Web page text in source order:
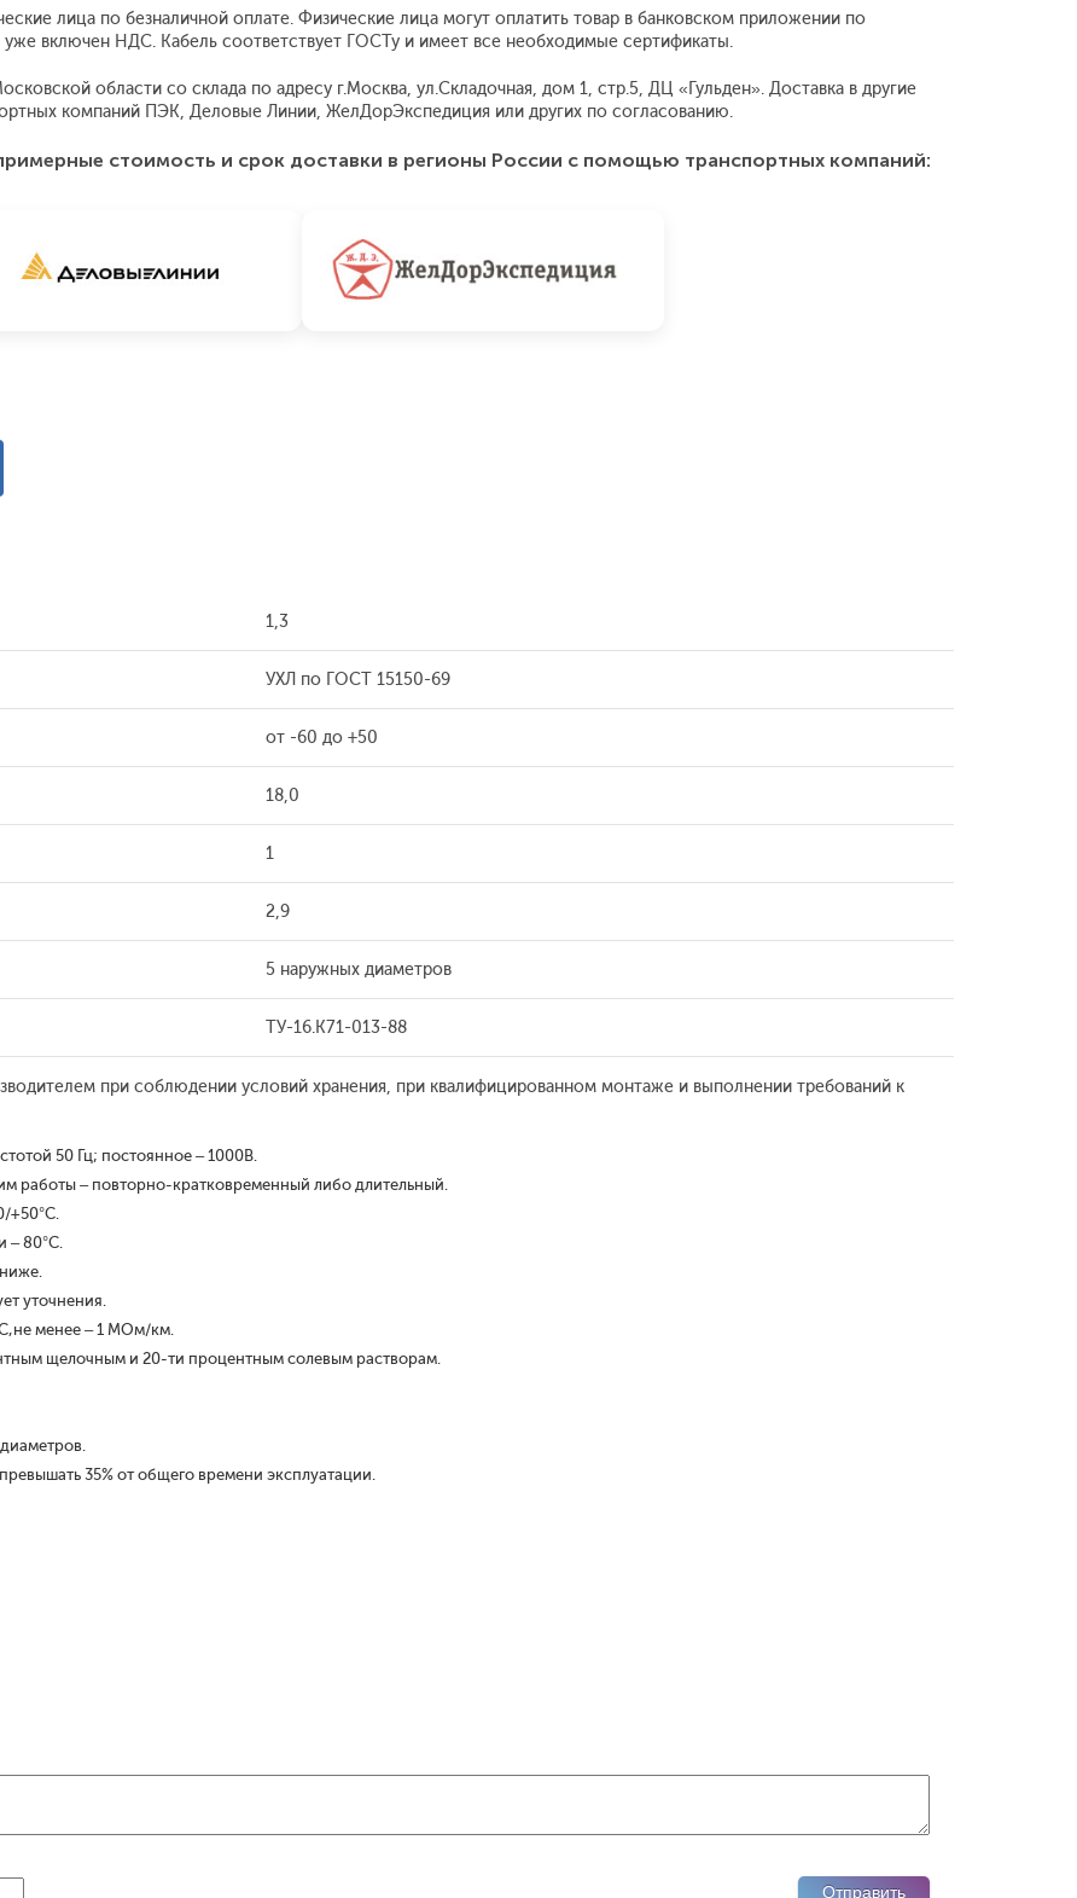
лица по безналичной оплате. Физические лица могут оплатить товар в банковском приложении по
включен НДС. Кабель соответствует ГОСТу и имеет все необходимые сертификаты.
области со склада по адресу г.Москва, ул.Складочная, дом 1, стр.5, ДЦ «Гульден». Доставка в другие
компаний ПЭК, Деловые Линии, ЖелДорЭкспедиция или других по согласованию.
стоимость и срок доставки в регионы России с помощью транспортных компаний:
1,3
УХЛ по ГОСТ 15150-69
от -60 до +50
18,0
1
2,9
5 наружных диаметров
ТУ-16.К71-013-88
при соблюдении условий хранения, при квалифицированном монтаже и выполнении требований к
50 Гц; постоянное – 1000В.
работы – повторно-кратковременный либо длительный.
+50°С.
– 80°С.
уточнения.
менее – 1 МОм/км.
щелочным и 20-ти процентным солевым растворам.
35% от общего времени эксплуатации.